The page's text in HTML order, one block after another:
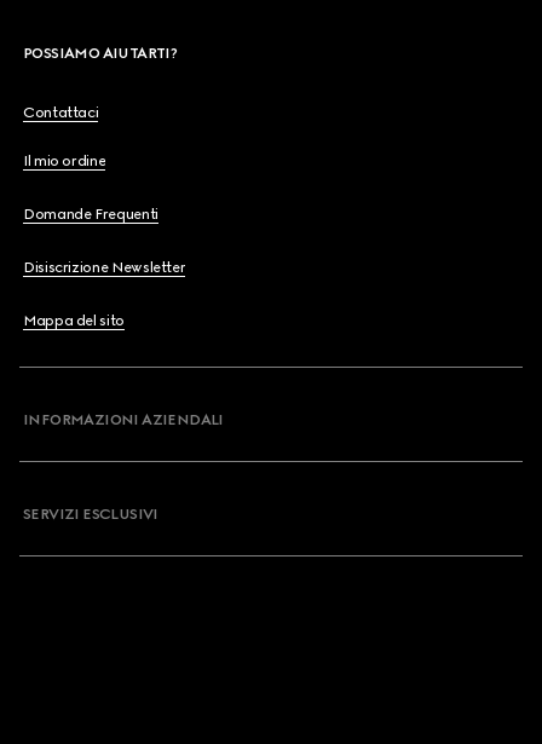
POSSIAMO AIUTARTI?
Contattaci
Il mio ordine
Domande Frequenti
Disiscrizione Newsletter
Mappa del sito
INFORMAZIONI AZIENDALI
SERVIZI ESCLUSIVI